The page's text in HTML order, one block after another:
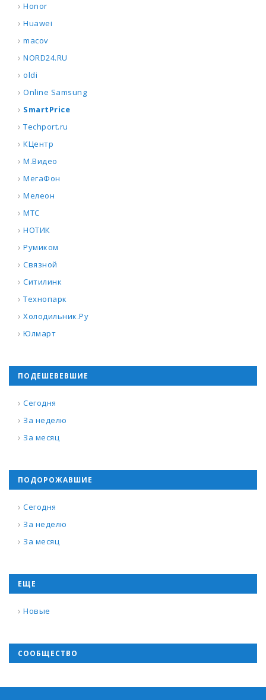
Honor
Huawei
macov
NORD24.RU
oldi
Online Samsung
SmartPrice
Techport.ru
КЦентр
М.Видео
МегаФон
Мелеон
МТС
НОТИК
Румиком
Связной
Ситилинк
Технопарк
Холодильник.Ру
Юлмарт
ПОДЕШЕВЕВШИЕ
Сегодня
За неделю
За месяц
ПОДОРОЖАВШИЕ
Сегодня
За неделю
За месяц
ЕЩЕ
Новые
СООБЩЕСТВО